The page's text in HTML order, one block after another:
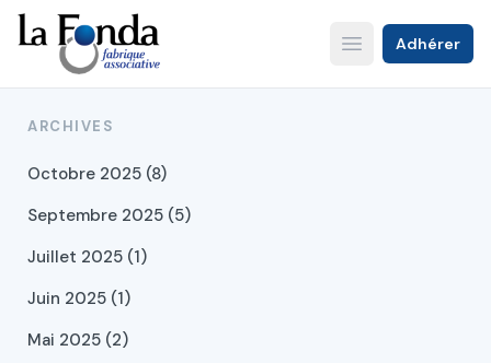
Aller
au
contenu
principal
Open main menu
Adhérer
ARCHIVES
Octobre 2025 (8)
Septembre 2025 (5)
Juillet 2025 (1)
Juin 2025 (1)
Mai 2025 (2)